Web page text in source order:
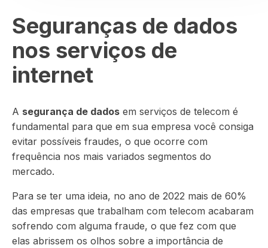
Seguranças de dados
nos serviços de
internet
A segurança de dados em serviços de telecom é
fundamental para que em sua empresa você consiga
evitar possíveis fraudes, o que ocorre com
frequência nos mais variados segmentos do
mercado.
Para se ter uma ideia, no ano de 2022 mais de 60%
das empresas que trabalham com telecom acabaram
sofrendo com alguma fraude, o que fez com que
elas abrissem os olhos sobre a importância de